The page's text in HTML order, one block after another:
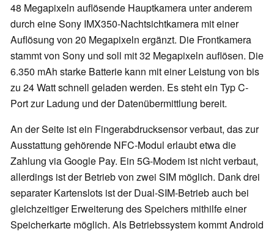
48 Megapixeln auflösende Hauptkamera unter anderem
durch eine Sony IMX350-Nachtsichtkamera mit einer
Auflösung von 20 Megapixeln ergänzt. Die Frontkamera
stammt von Sony und soll mit 32 Megapixeln auflösen. Die
6.350 mAh starke Batterie kann mit einer Leistung von bis
zu 24 Watt schnell geladen werden. Es steht ein Typ C-
Port zur Ladung und der Datenübermittlung bereit.
An der Seite ist ein Fingerabdrucksensor verbaut, das zur
Ausstattung gehörende NFC-Modul erlaubt etwa die
Zahlung via Google Pay. Ein 5G-Modem ist nicht verbaut,
allerdings ist der Betrieb von zwei SIM möglich. Dank drei
separater Kartenslots ist der Dual-SIM-Betrieb auch bei
gleichzeitiger Erweiterung des Speichers mithilfe einer
Speicherkarte möglich. Als Betriebssystem kommt Android